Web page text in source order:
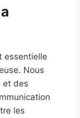
essentielle
Nous
et des
les